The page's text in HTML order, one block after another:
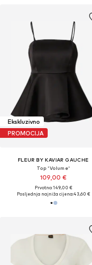
Ekskluzivno
PROMOCIJA
FLEUR BY KAVIAR GAUCHE
Top 'Volume'
109,00 €
Prvotno: 149,00 €
Posljednja najniža cijena:43,60 €